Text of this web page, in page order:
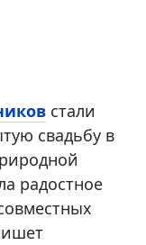
стали
свадьбу в
радостное